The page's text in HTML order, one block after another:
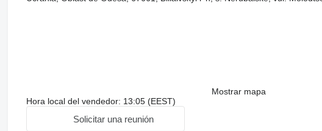
Mostrar mapa
Hora local del vendedor: 13:05 (EEST)
Solicitar una reunión